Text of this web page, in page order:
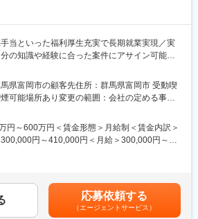
顕微鏡）
部前後する部分はありますが、就業中は定期的
ーに入ります。半年に1度営業とプロジェクト
、社内に常駐してるキャリアドバイザーへの
な環境です。
キャリアを選択頂けます。
してスタートしたのちに、機械電気などの別分
幅広い経験を積んでいただくことはもちろ
当といった福利厚生充実で長期就業実現／実
の知識や経験に合った案件にアサイン可能／
＞
に使われる化学材料の成分チェック
ール＞
FT-IR、ガスクロマトグラフィーなど）
県富岡市の顧客先住所：群馬県富岡市 受動喫
可能場所あり変更の範囲：会社の定める事業
円～600万円＜賃金形態＞月給制＜賃金内訳＞
円～410,000円＜月給＞300,000円～
12月）賃金はあくまでも目安の金額であり、選
る可能性があります。月給(月額)は固定手当を含
応募依頼する
（エージェントサービス）